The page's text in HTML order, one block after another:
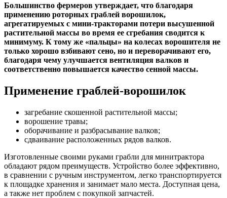
Большинство фермеров утверждает, что благодаря
применению роторных граблей ворошилок,
агрегатируемых с мини-тракторами потери высушенной
растительной массы во время ее сгребания сводится к
минимуму. К тому же «пальцы» на колесах ворошителя не
только хорошо взбивают сено, но и переворачивают его,
благодаря чему улучшается вентиляция валков и
соответственно повышается качество сенной массы.
Применение граблей-ворошилок
загребание скошенной растительной массы;
ворошение травы;
оборачивание и разбрасывание валков;
сдваивание расположенных рядов валков.
Изготовленные своими руками грабли для минитрактора
обладают рядом преимуществ. Устройство более эффективно,
в сравнении с ручным инструментом, легко транспортируется
к площадке хранения и занимает мало места. Доступная цена,
а также нет проблем с покупкой запчастей.